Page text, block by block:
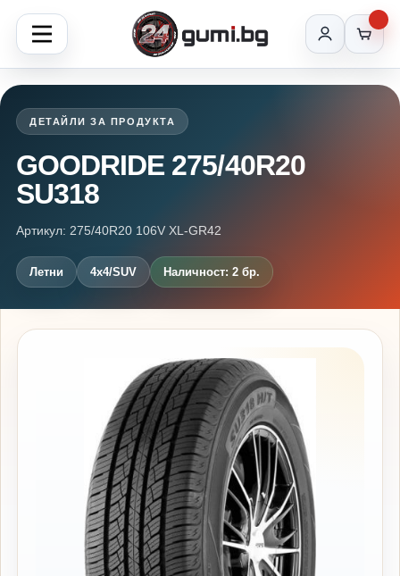
ДЕТАЙЛИ ЗА ПРОДУКТА
GOODRIDE 275/40R20
SU318
Артикул: 275/40R20 106V XL-GR42
Летни 4x4/SUV Наличност: 2 бр.